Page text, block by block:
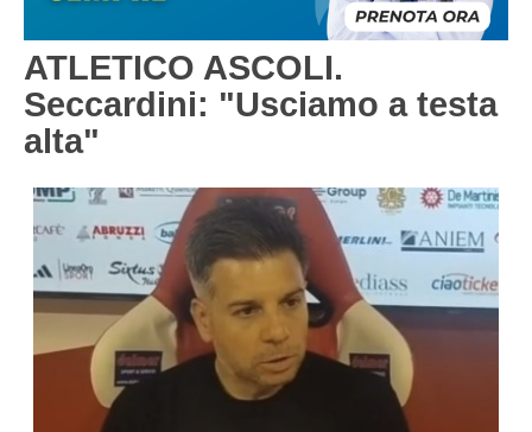
ATLETICO ASCOLI.
Seccardini: "Usciamo a testa
alta"